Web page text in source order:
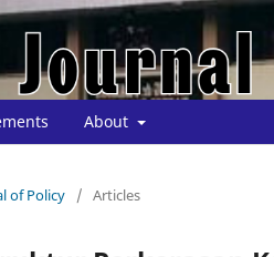
About
of Policy / Articles